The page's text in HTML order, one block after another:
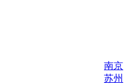
南京
苏州